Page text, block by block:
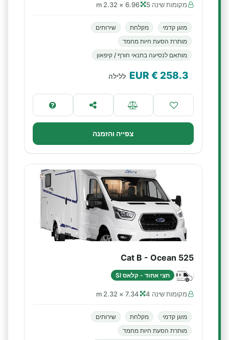
מקומות שינה 5 6.96 × 2.32 m
מזגן קדמי מקלחת
שירותים
מותרת הסעת חיות מחמד
מותאם לנסיעה בתנאי חורף / קיפאון
258.3
€ EUR ללילה
צפייה והזמנה
Cat B - Ocean 525
חצי אחוד - קלאס SI
מקומות שינה 4 7.34 × 2.32 m
מזגן קדמי מקלחת
שירותים
מותרת הסעת חיות מחמד